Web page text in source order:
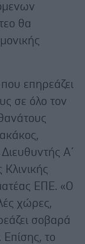
θα
επηρεάζει
σε όλο τον
Α΄
ΕΠΕ. «Ο
χώρες,
σοβαρά
το